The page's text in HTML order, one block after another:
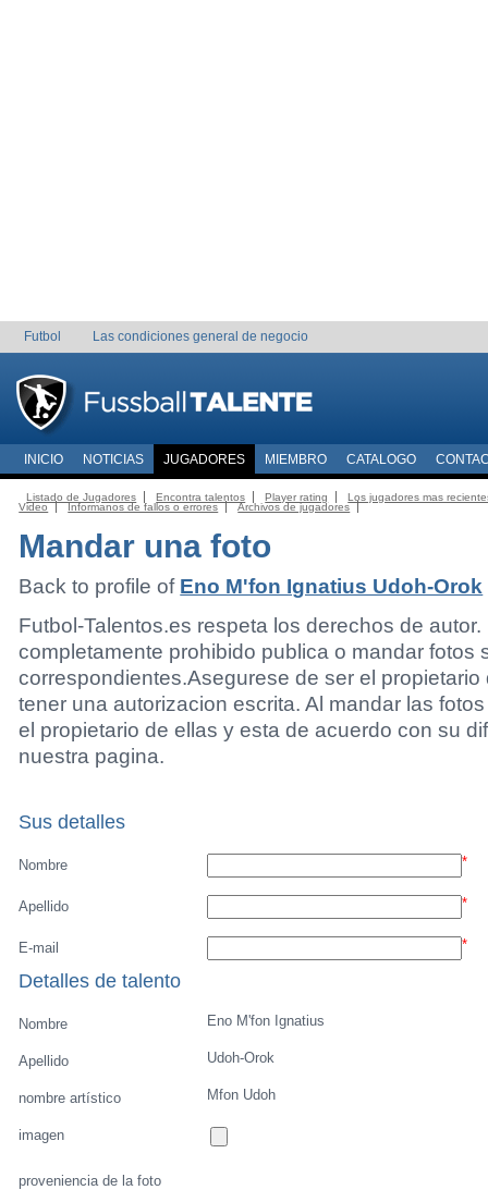
Futbol Las condiciones general de negocio
INICIO NOTICIAS JUGADORES MIEMBRO CATALOGO
Listado de Jugadores Encontra talentos Player rating
Los jugadores mas
Video
Informanos de fallos o errores Archivos de jugadores
Mandar una foto
Back to profile of Eno M'fon Ignatius Udoh-Orok
Futbol-Talentos.es respeta los derechos de autor.
completamente prohibido publica o mandar fotos
correspondientes.Asegurese de ser el propietario
tener una autorizacion escrita. Al mandar las
el propietario de ellas y esta de acuerdo con su
nuestra pagina.
Sus detalles
Nombre *
Apellido *
E-mail *
Detalles de talento
Nombre Eno M'fon Ignatius
Apellido Udoh-Orok
nombre artístico Mfon Udoh
imagen
proveniencia de la foto